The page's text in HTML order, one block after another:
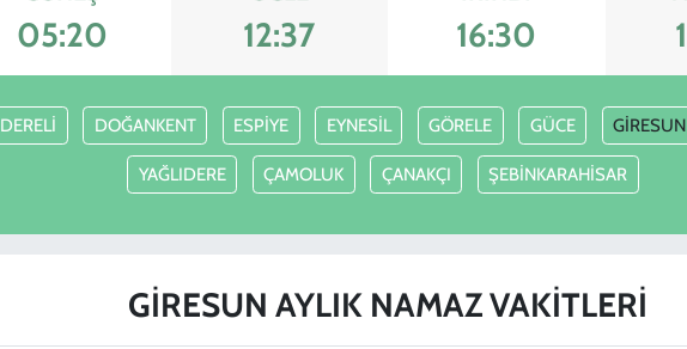
05:20 12:37 16:30
DERELİ DOĞANKENT ESPİYE EYNESİL GÖRELE GÜCE GİRESUN
YAĞLIDERE ÇAMOLUK ÇANAKÇI ŞEBİNKARAHİSAR
GİRESUN AYLIK NAMAZ VAKITLERI